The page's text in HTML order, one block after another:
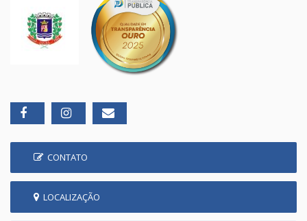
CONTATO
LOCALIZAÇÃO